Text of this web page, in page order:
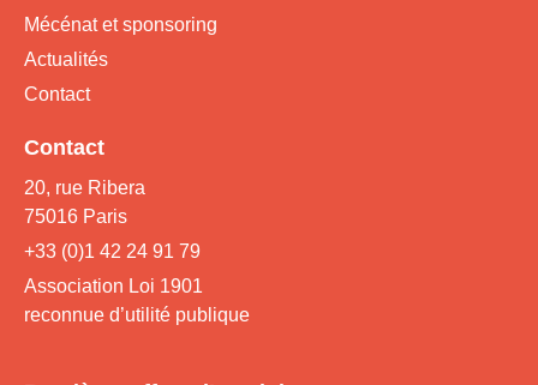
Mécénat et sponsoring
Actualités
Contact
Contact
20, rue Ribera
75016 Paris
+33 (0)1 42 24 91 79
Association Loi 1901
reconnue d’utilité publique